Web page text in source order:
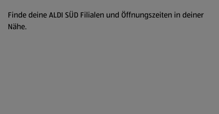
Finde deine ALDI SÜD Filialen und Öffnungszeiten in deiner
Nähe.